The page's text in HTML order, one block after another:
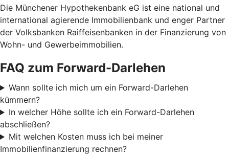
Die Münchener Hypothekenbank eG ist eine national und
international agierende Immobilienbank und enger Partner
der Volksbanken Raiffeisenbanken in der Finanzierung von
Wohn- und Gewerbeimmobilien.
FAQ zum Forward-Darlehen
Wann sollte ich mich um ein Forward-Darlehen
kümmern?
In welcher Höhe sollte ich ein Forward-Darlehen
abschließen?
Mit welchen Kosten muss ich bei meiner
Immobilienfinanzierung rechnen?